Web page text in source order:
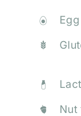
Nut